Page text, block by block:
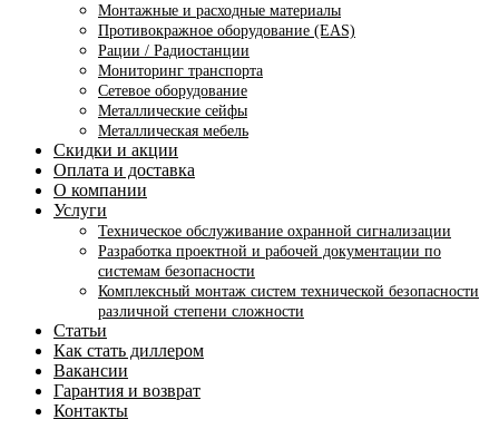
Монтажные и расходные материалы
Противокражное оборудование (EAS)
Рации / Радиостанции
Мониторинг транспорта
Сетевое оборудование
Металлические сейфы
Металлическая мебель
Скидки и акции
Оплата и доставка
О компании
Услуги
Техническое обслуживание охранной сигнализации
Разработка проектной и рабочей документации по
системам безопасности
Комплексный монтаж систем технической безопасности
различной степени сложности
Статьи
Как стать диллером
Вакансии
Гарантия и возврат
Контакты